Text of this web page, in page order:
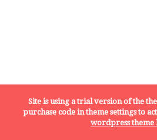
Site is using a trial version of the
purchase code in theme settings to
wordpress theme